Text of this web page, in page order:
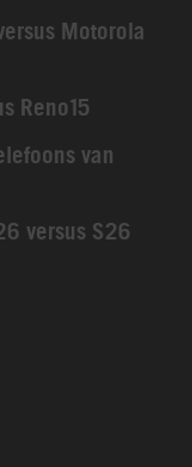
Motorola
Reno15
van
versus S26